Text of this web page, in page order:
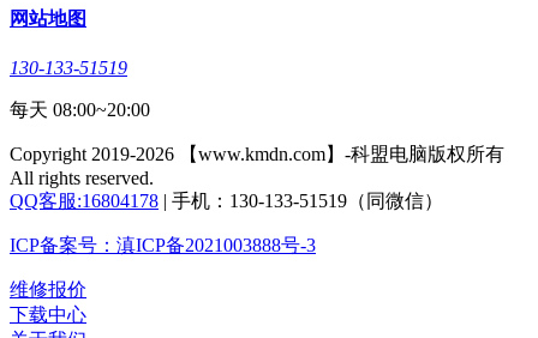
网站地图
130-133-51519
每天 08:00~20:00
Copyright 2019-2026 【www.kmdn.com】-科盟电脑版权所有
All rights reserved.
QQ客服:16804178 | 手机：130-133-51519（同微信）
ICP备案号：滇ICP备2021003888号-3
维修报价
下载中心